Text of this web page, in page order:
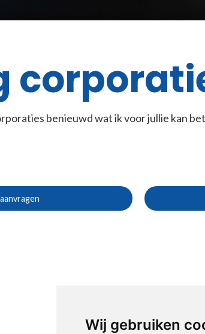
Wij gebruiken
benieuwd wat ik voor jullie kan